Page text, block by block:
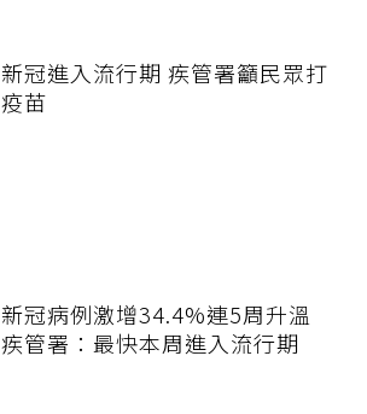
新冠進入流行期 疾管署籲民眾打
疫苗
新冠病例激增34.4%連5周升溫
疾管署：最快本周進入流行期